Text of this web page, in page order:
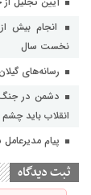
نخست سال
رسانه‌های
دشمن در جنگ
انقلاب باید چشم
پیام
ثبت دیدگاه